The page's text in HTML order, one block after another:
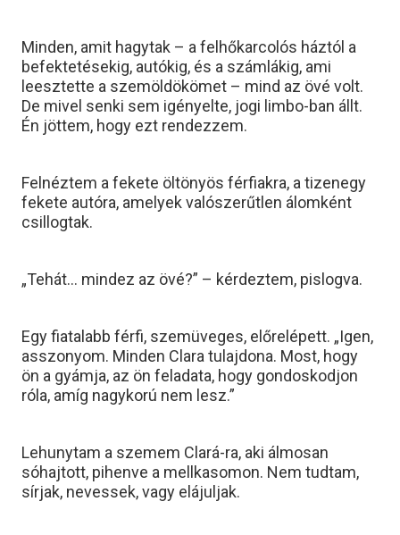
Minden, amit hagytak – a felhőkarcolós háztól a
befektetésekig, autókig, és a számlákig, ami
leesztette a szemöldökömet – mind az övé volt.
De mivel senki sem igényelte, jogi limbo-ban állt.
Én jöttem, hogy ezt rendezzem.
Felnéztem a fekete öltönyös férfiakra, a tizenegy
fekete autóra, amelyek valószerűtlen álomként
csillogtak.
„Tehát… mindez az övé?” – kérdeztem, pislogva.
Egy fiatalabb férfi, szemüveges, előrelépett. „Igen,
asszonyom. Minden Clara tulajdona. Most, hogy
ön a gyámja, az ön feladata, hogy gondoskodjon
róla, amíg nagykorú nem lesz.”
Lehunytam a szemem Clará-ra, aki álmosan
sóhajtott, pihenve a mellkasomon. Nem tudtam,
sírjak, nevessek, vagy elájuljak.